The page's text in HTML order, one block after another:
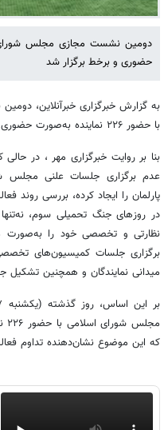
حضوری و برخط برگزار شد
به گزارش خبرگزاری خبرآنلاین،
با حضور ۲۲۶ نماینده به‌صورت حضوری و برخط برگزار شد .
بنا بر روایت خبرگزاری مهر ، در
عدم برگزاری جلسات علنی مجلس
پارلمان را ایجاد کرده، بررسی
در روزهای جنگ تحمیلی سوم،
نظارتی و تخصصی خود را به‌صورت
برگزاری جلسات کمیسیون‌های
میدانی نمایندگان و همچنین
که این موضوع نشان‌دهنده تداوم